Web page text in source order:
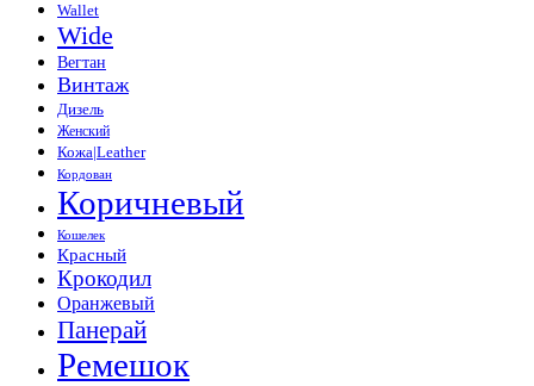
Wallet
Wide
Вегтан
Винтаж
Дизель
Женский
Кожа|Leather
Кордован
Коричневый
Кошелек
Красный
Крокодил
Оранжевый
Панерай
Ремешок